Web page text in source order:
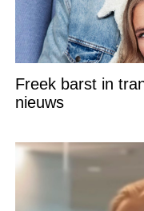
Freek barst in
nieuws